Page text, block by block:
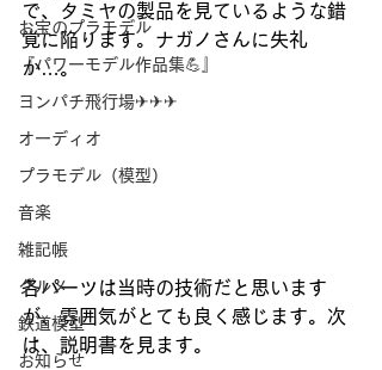
お宝のプラモデル
『パワーモデル作品集💪』
ヨンパチ飛行場✈✈✈
オーディオ
プラモデル（模型）
音楽
雑記帳
グルメ
鉄道模型
お知らせ
で、タミヤの製品を見ているような錯
覚に陥ります。ナガノさんに失礼
か…。
各パーツは当時の技術だと思います
が、雰囲気がとても良く感じます。次
は、説明書を見ます。